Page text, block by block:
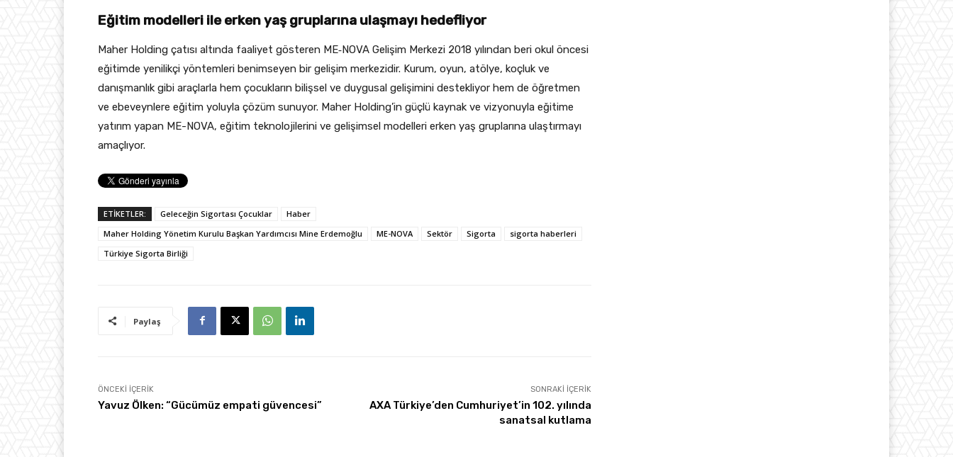
Eğitim modelleri ile erken yaş gruplarına ulaşmayı hedefliyor
Maher Holding çatısı altında faaliyet gösteren ME‑NOVA Gelişim Merkezi 2018 yılından beri okul öncesi
eğitimde yenilikçi yöntemleri benimseyen bir gelişim merkezidir. Kurum, oyun, atölye, koçluk ve
danışmanlık gibi araçlarla hem çocukların bilişsel ve duygusal gelişimini destekliyor hem de öğretmen
ve ebeveynlere eğitim yoluyla çözüm sunuyor. Maher Holding’in güçlü kaynak ve vizyonuyla eğitime
yatırım yapan ME-NOVA, eğitim teknolojilerini ve gelişimsel modelleri erken yaş gruplarına ulaştırmayı
amaçlıyor.
ETİKETLER: Geleceğin Sigortası Çocuklar
Haber
Maher Holding Yönetim Kurulu Başkan Yardımcısı Mine Erdemoğlu
ME-NOVA Sektör Sigorta
sigorta haberleri
Türkiye Sigorta Birliği
Paylaş
ÖNCEKI İÇERIK
Yavuz Ölken: “Gücümüz empati güvencesi”
SONRAKI İÇERIK
AXA Türkiye’den Cumhuriyet’in 102. yılında
sanatsal kutlama